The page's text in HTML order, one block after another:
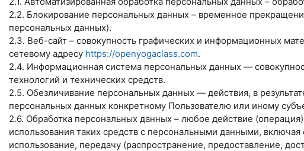
2.2. Блокирование персональных данных – временное
персональных данных).
2.3. Веб-сайт – совокупность графических и информационных
сетевому адресу https://openyogaclass.com.
2.4. Информационная система персональных данных —
технологий и технических средств.
2.5. Обезличивание персональных данных — действия, в
персональных данных конкретному Пользователю или иному
2.6. Обработка персональных данных – любое действие
использования таких средств с персональными данными,
использование, передачу (распространение, предоставление,